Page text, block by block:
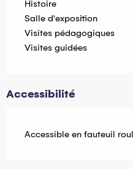
Histoire
Salle d'exposition
Visites pédagogiques
Visites guidées
Accessibilité
Accessible en fauteuil